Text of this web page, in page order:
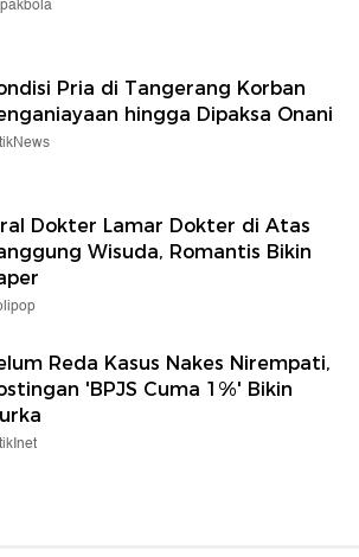
Pria di Tangerang Korban
hingga Dipaksa Onani
Dokter Lamar Dokter di Atas
Wisuda, Romantis Bikin
Reda Kasus Nakes Nirempati,
'BPJS Cuma 1%' Bikin